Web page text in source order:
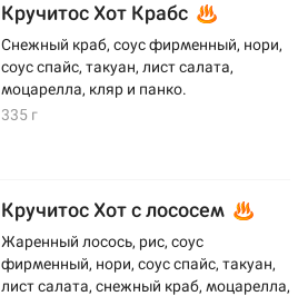
Кручитос Хот Крабс
Снежный краб, соус фирменный, нори,
соус спайс, такуан, лист салата,
моцарелла, кляр и панко.
335 г
Кручитос Хот с лососем
Жаренный лосось, рис, соус
фирменный, нори, соус спайс, такуан,
лист салата, снежный краб, моцарелла,